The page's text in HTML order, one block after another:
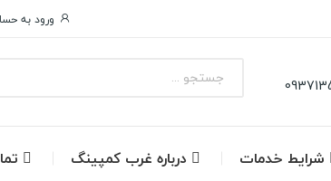
ورود به
شرایط خدمات درباره غرب کمپینگ